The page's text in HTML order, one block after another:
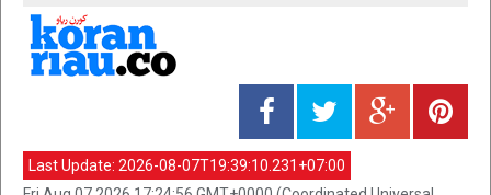
Last Update: 2026-08-07T19:39:10.231+07:00